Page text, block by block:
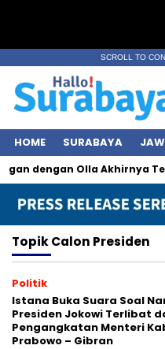
SCROLL TO
HOME SURABAYA
dengan Olla Akhirnya
TopikCalon Presiden
Politik
Istana Buka Suara Soal
Presiden Jokowi Terlibat
Pengangkatan Menteri
Prabowo – Gibran